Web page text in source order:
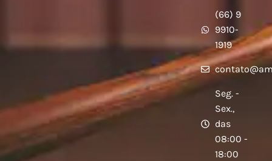
(66) 9
9910-
1919
Seg. -
Sex.,
das
08:00 -
18:00